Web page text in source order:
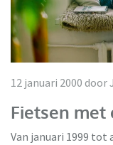
12 januari 2000 door
Fietsen met
Van januari 1999 tot